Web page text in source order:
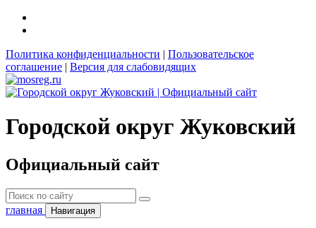
Политика конфиденциальности | Пользовательское
соглашение | Версия для слабовидящих
Городской округ Жуковский
Официальный сайт
главная Навигация